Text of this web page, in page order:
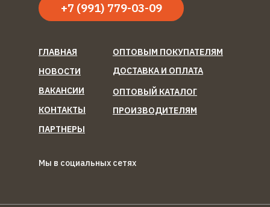
Мы в социальных сетях
ГЛАВНАЯ
НОВОСТИ
ВАКАНСИИ
КОНТАКТЫ
ПАРТНЕРЫ
ОПТОВЫМ ПОКУПАТЕЛЯМ
ДОСТАВКА И ОПЛАТА
ОПТОВЫЙ КАТАЛОГ
ПРОИЗВОДИТЕЛЯМ
+7 (991) 779-03-09